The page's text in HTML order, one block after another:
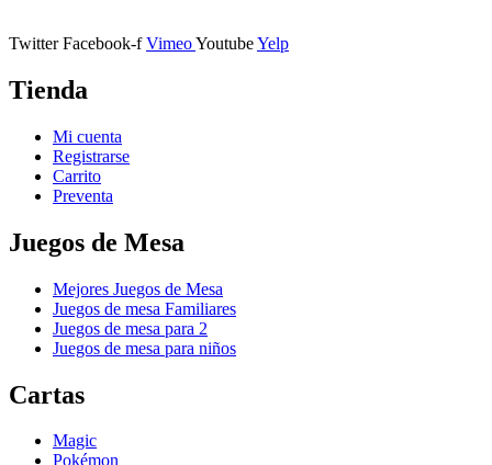
Twitter Facebook-f VimeoYoutubeYelp
Tienda
Mi cuenta
Registrarse
Carrito
Preventa
Juegos de Mesa
Mejores Juegos de Mesa
Juegos de mesa Familiares
Juegos de mesa para 2
Juegos de mesa para niños
Cartas
Magic
Pokémon